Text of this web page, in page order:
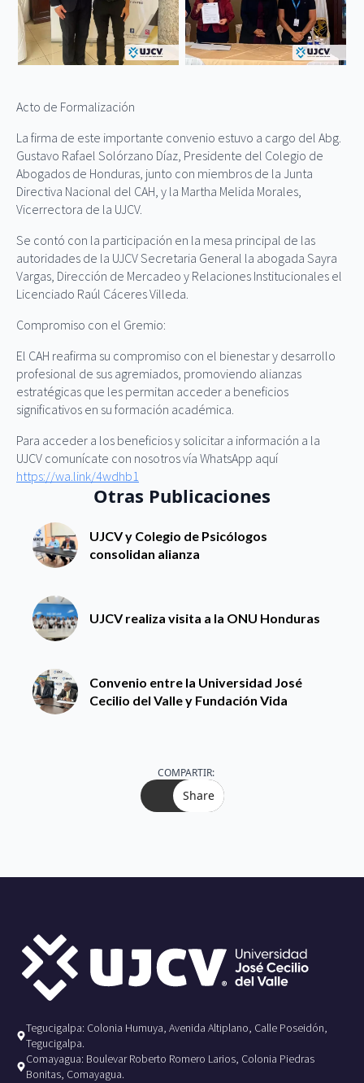
Acto de Formalización
La firma de este importante convenio estuvo a cargo del Abg.
Gustavo Rafael Solórzano Díaz, Presidente del Colegio de
Abogados de Honduras, junto con miembros de la Junta
Directiva Nacional del CAH, y la Martha Melida Morales,
Vicerrectora de la UJCV.
Se contó con la participación en la mesa principal de las
autoridades de la UJCV Secretaria General la abogada Sayra
Vargas, Dirección de Mercadeo y Relaciones Institucionales el
Licenciado Raúl Cáceres Villeda.
Compromiso con el Gremio:
El CAH reafirma su compromiso con el bienestar y desarrollo
profesional de sus agremiados, promoviendo alianzas
estratégicas que les permitan acceder a beneficios
significativos en su formación académica.
Para acceder a los beneficios y solicitar a información a la
UJCV comunícate con nosotros vía WhatsApp aquí
https://wa.link/4wdhb1
Otras Publicaciones
UJCV y Colegio de Psicólogos
consolidan alianza
UJCV realiza visita a la ONU Honduras
Convenio entre la Universidad José
Cecilio del Valle y Fundación Vida
COMPARTIR:
Share
Tegucigalpa: Colonia Humuya, Avenida Altiplano, Calle Poseidón,
Tegucigalpa.
Comayagua: Boulevar Roberto Romero Larios, Colonia Piedras
Bonitas, Comayagua.